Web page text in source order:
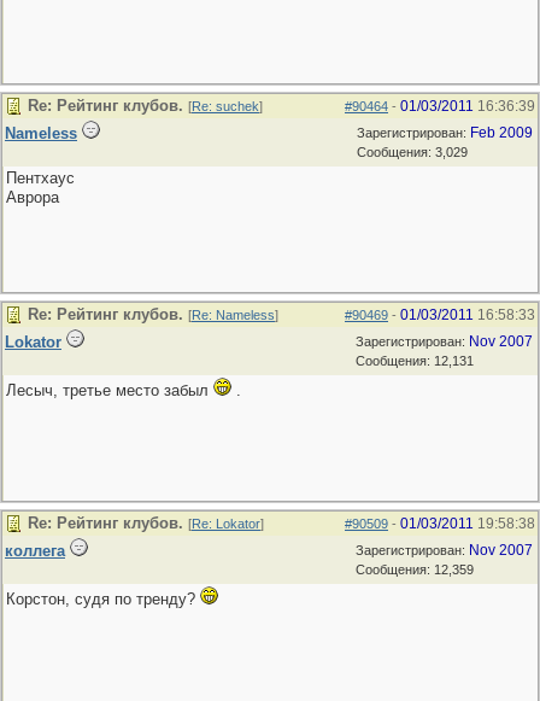
#90464 - 01/03/2011 16:36:39
Re: Рейтинг клубов. [Re: suchek]
Зарегистрирован: Feb 2009
Сообщения: 3,029
Nameless
Пентхаус
Аврора
#90469 - 01/03/2011 16:58:33
Re: Рейтинг клубов. [Re: Nameless]
Зарегистрирован: Nov 2007
Сообщения: 12,131
Lokator
Лесыч, третье место забыл .
#90509 - 01/03/2011 19:58:38
Re: Рейтинг клубов. [Re: Lokator]
Зарегистрирован: Nov 2007
Сообщения: 12,359
коллега
Корстон, судя по тренду?